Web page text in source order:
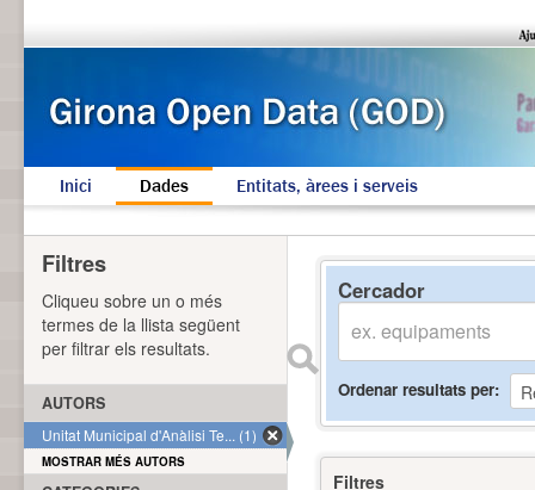
Inici Dades Entitats, àrees i serveis
Cercador
Ordenar resultats per
Filtres
Filtres
Cliqueu sobre un o més
termes de la llista següent
per filtrar els resultats.
AUTORS
Unitat Municipal d'Anàlisi Te... (1)
MOSTRAR MÉS AUTORS